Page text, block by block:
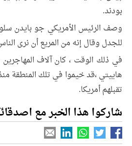
بودند.
وصف الرئيس الأمريكي جو بايدن
للجدل وقال إنه من المريع أن نرى
في ذلك الوقت ، كان آلاف
هاييتي ،قد خيموا في تلك المنطقة
تقبلهم أمريكا.
شاركوا هذا الخبر مع